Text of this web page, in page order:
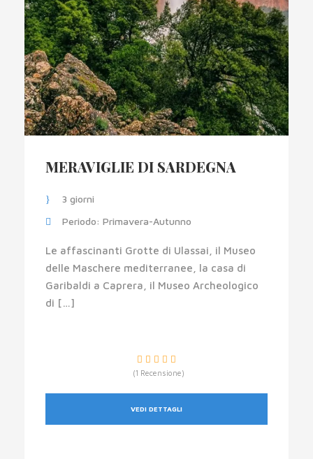
MERAVIGLIE DI SARDEGNA
3 giorni
Periodo: Primavera-Autunno
Le affascinanti Grotte di Ulassai, il Museo
delle Maschere mediterranee, la casa di
Garibaldi a Caprera, il Museo Archeologico
di […]
(1 Recensione)
VEDI DETTAGLI